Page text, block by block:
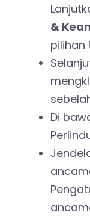
&
pilihan
Di